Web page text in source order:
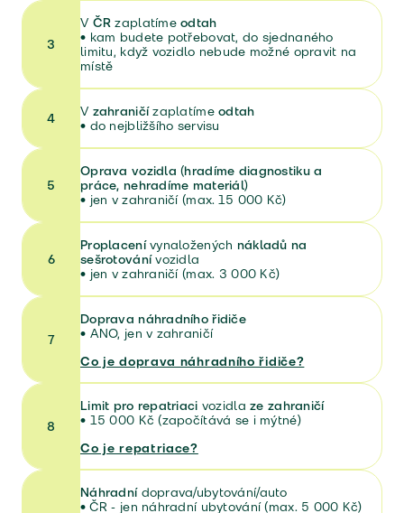
3
V ČRzaplatímeodtah
• kam budete potřebovat, do sjednaného
limitu, když vozidlo nebude možné opravit na
místě
4 V zahraničízaplatímeodtah
• do nejbližšího servisu
5
Oprava vozidla (hradíme diagnostiku a
práce, nehradíme materiál)
• jen v zahraničí (max. 15 000 Kč)
6
Proplacenívynaložených nákladů na
sešrotovánívozidla
• jen v zahraničí (max. 3 000 Kč)
7
Doprava náhradního řidiče
• ANO, jen v zahraničí
Co je doprava náhradního řidiče?
8
Limit pro repatriaci vozidlaze zahraničí
• 15 000 Kč (započítává se i mýtné)
Co je repatriace?
Náhradní doprava/ubytování/auto
• ČR - jen náhradní ubytování (max. 5 000 Kč)